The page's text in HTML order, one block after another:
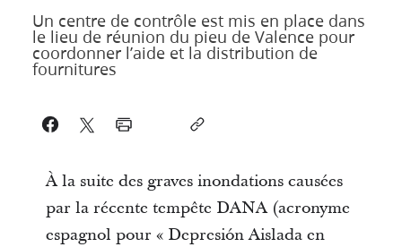
Un centre de contrôle est mis en place dans
le lieu de réunion du pieu de Valence pour
coordonner l’aide et la distribution de
fournitures
À la suite des graves inondations causées
par la récente tempête DANA (acronyme
espagnol pour « Depresión Aislada en